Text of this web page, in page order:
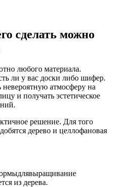
сделать можно
любого материала.
ли у вас доски либо шифер.
атмосферу на
и получать эстетическое
решение. Для того
дерево и целлофановая
из дерева.